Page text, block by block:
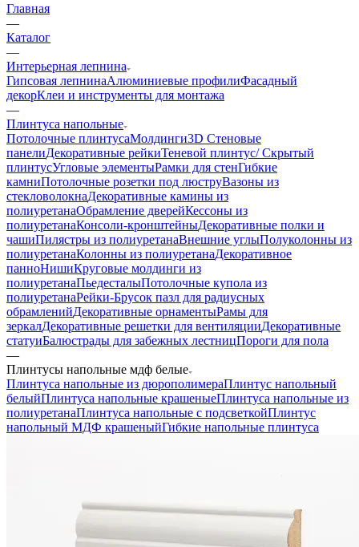
Главная
—
Каталог
—
Интерьерная лепнина
Гипсовая лепнинаАлюминиевые профилиФасадный
декорКлеи и инструменты для монтажа
—
Плинтуса напольные
Потолочные плинтусаМолдинги3D Стеновые
панелиДекоративные рейкиТеневой плинтус/ Скрытый
плинтусУгловые элементыРамки для стенГибкие
камниПотолочные розетки под люструВазоны из
стекловолокнаДекоративные камины из
полиуретанаОбрамление дверейКессоны из
полиуретанаКонсоли-кронштейныДекоративные полки и
чашиПилястры из полиуретанаВнешние углыПолуколонны из
полиуретанаКолонны из полиуретанаДекоративное
панноНишиКруговые молдинги из
полиуретанаПьедесталыПотолочные купола из
полиуретанаРейки-Брусок пазл для радиусных
обрамленийДекоративные орнаментыРамы для
зеркалДекоративные решетки для вентиляцииДекоративные
статуиБалюстрады для забежных лестницПороги для пола
—
Плинтусы напольные мдф белые
Плинтуса напольные из дюрополимераПлинтус напольный
белыйПлинтуса напольные крашеныеПлинтуса напольные из
полиуретанаПлинтуса напольные с подсветкойПлинтус
напольный МДФ крашеныйГибкие напольные плинтуса